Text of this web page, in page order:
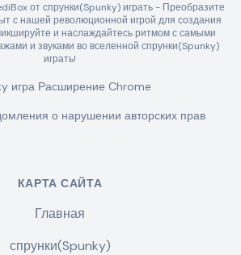
от спрунки(Spunky) играть - Преобразите
с нашей революционной игрой для создания
и наслаждайтесь ритмом с самыми
и звуками во вселенной спрунки(Spunky)
играть!
игра Расширение Chrome
о нарушении авторских прав
КАРТА САЙТА
Главная
спрунки(Spunky)